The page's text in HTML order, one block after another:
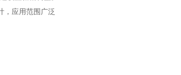
，应用范围广泛